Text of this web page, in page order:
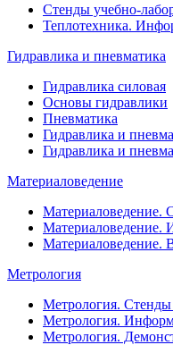
Стенды учебно-
Теплотехника.
Гидравлика и пневматика
Гидравлика силовая
Основы гидравлики
Пневматика
Гидравлика и
Гидравлика и
Материаловедение
Материаловедение.
Материаловедение.
Материаловедение.
Метрология
Метрология. Стенды
Метрология.
Метрология.